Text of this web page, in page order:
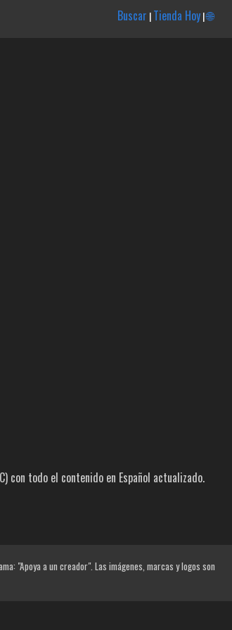
Buscar |Tienda Hoy|🌐
todo el contenido en Español actualizado.
"Apoya a un creador". Las imágenes, marcas y logos son